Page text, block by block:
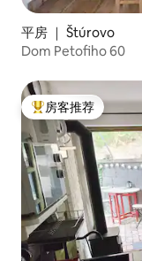
平房 ｜ Štúrovo
Dom Petofiho 60
热门「房客推荐」
房客推荐